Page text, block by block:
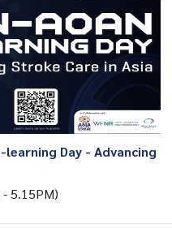
learning Day - Advancing
5.15PM)